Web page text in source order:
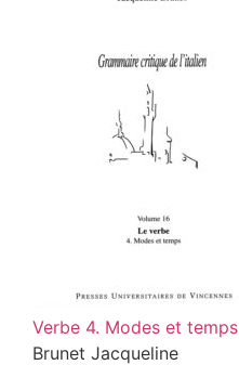
Verbe 4. Modes et temps
Brunet Jacqueline